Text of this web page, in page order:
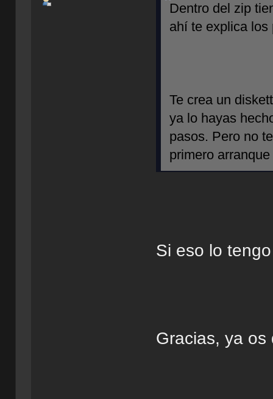
Dentro del zip
ahí te explica los
Te crea un
ya lo hayas
pasos. Pero no
primero
Si eso lo
Gracias, ya